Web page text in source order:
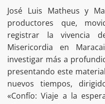
José Luis Matheus y
productores que,
registrar la vivencia
Misericordia en
investigar más a
presentando este
nuevos tiempos,
«Confío: Viaje a la